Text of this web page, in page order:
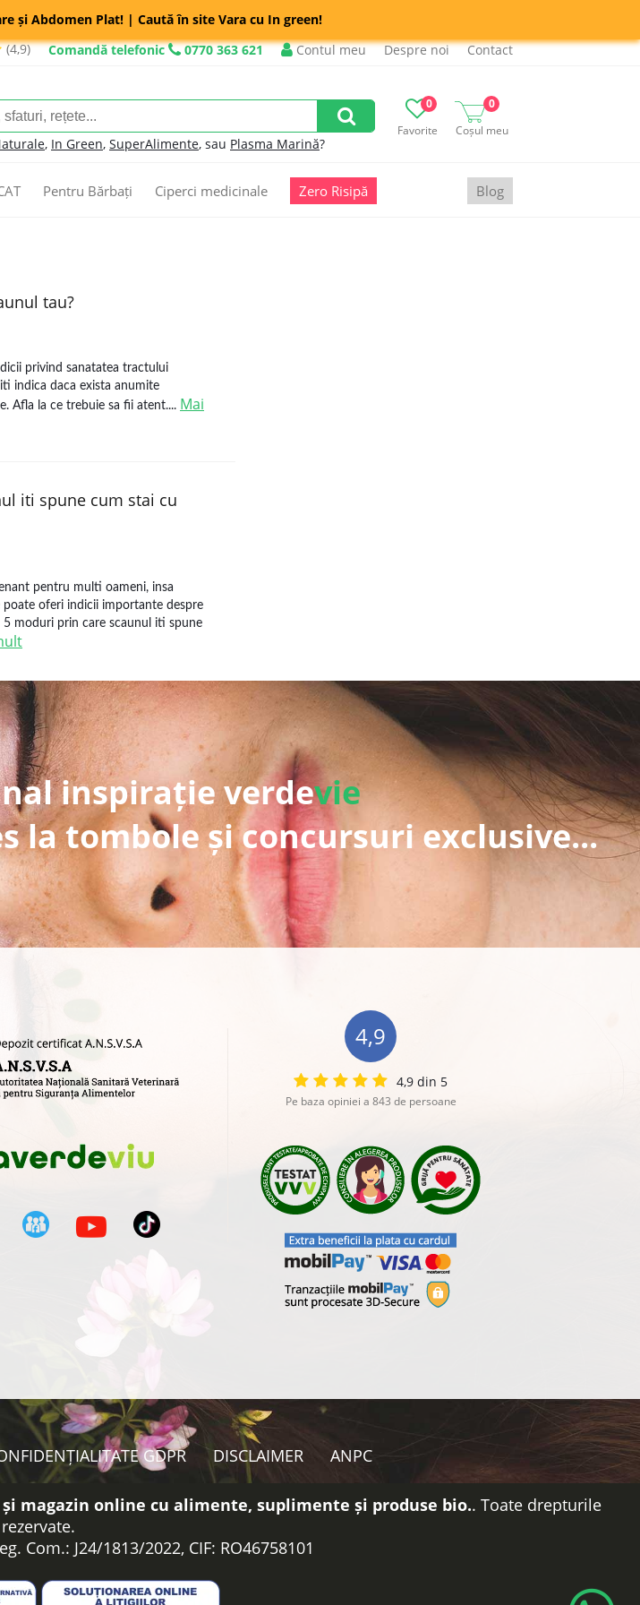
și Abdomen Plat! | Caută în site Vara cu In green!
(4,9)
Comandă telefonic 0770 363 621 Contul meu Despre noi Contact
Favorite
0
Coșul meu
0
, In Green, SuperAlimente, sau Plasma Marină?
Pentru Bărbați Ciperci medicinale Zero Risipă Blog
tau?
privind sanatatea tractului
indica daca exista anumite
Afla la ce trebuie sa fii atent.... Mai
iti spune cum stai cu
pentru multi oameni, insa
oferi indicii importante despre
5 moduri prin care scaunul iti spune
inspirație verdevie
la tombole și concursuri exclusive...
4,9
4,9 din 5
Pe baza opiniei a 843 de persoane
GDPR DISCLAIMER ANPC
magazin online cu alimente, suplimente și produse bio.. Toate drepturile
rezervate.
Com.: J24/1813/2022, CIF: RO46758101